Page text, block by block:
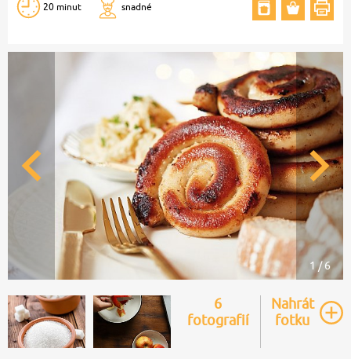
20 minut snadné
1 / 6
6
fotografií
Nahrát
fotku